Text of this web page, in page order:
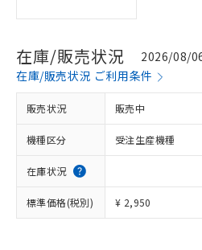
在庫/販売状況
2026/08/
在庫/販売状況 ご利用条件
販売状況 販売中
機種区分 受注生産機種
在庫状況
標準価格(税別) ¥ 2,950